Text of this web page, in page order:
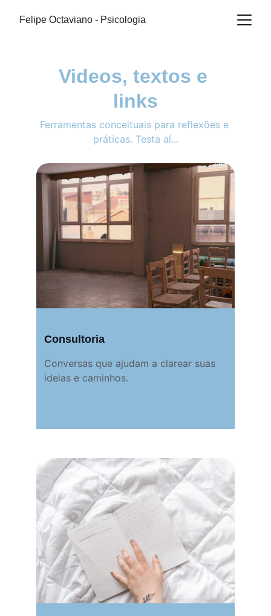
Felipe Octaviano - Psicologia
Videos, textos e
links
Ferramentas conceituais para reflexões e
práticas. Testa aí...
Consultoria
Conversas que ajudam a clarear suas
ideias e caminhos.